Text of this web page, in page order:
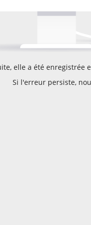
elle a été
Si l'erreur persiste,